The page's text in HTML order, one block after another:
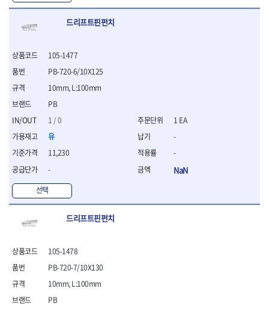
- 절연콤비네이션렌치
- 절연링렌치
- 절연안전모
- 절연매트
- 방폭소켓
- 방폭라쳇핸들
- 방폭콤비네이션렌치
- 방폭함마스패너
- 절연일자드라이버
- 절연드라이버세트
- 스트리퍼
- 라쳇케이블커터
- 자동스트리퍼
- 케이블스트리퍼
- 절연공구세트
- 절연비트홀다드라이버
- 방폭망치
- 절연L렌치
드리프트핀펀치
105-1477
PB
1 / 0
유
11,230
-
선택
PB-720-6/10X125
10mm, L:100mm
1 EA
-
-
NaN
드리프트핀펀치
105-1478
PB
PB-720-7/10X130
10mm, L:100mm